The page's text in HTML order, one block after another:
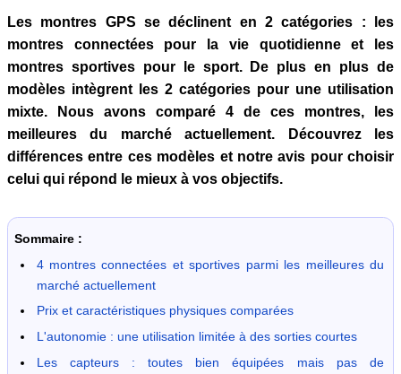
Les montres GPS se déclinent en 2 catégories : les
montres connectées pour la vie quotidienne et les
montres sportives pour le sport. De plus en plus de
modèles intègrent les 2 catégories pour une utilisation
mixte. Nous avons comparé 4 de ces montres, les
meilleures du marché actuellement. Découvrez les
différences entre ces modèles et notre avis pour choisir
celui qui répond le mieux à vos objectifs.
Sommaire :
4 montres connectées et sportives parmi les meilleures du
marché actuellement
Prix et caractéristiques physiques comparées
L'autonomie : une utilisation limitée à des sorties courtes
Les capteurs : toutes bien équipées mais pas de